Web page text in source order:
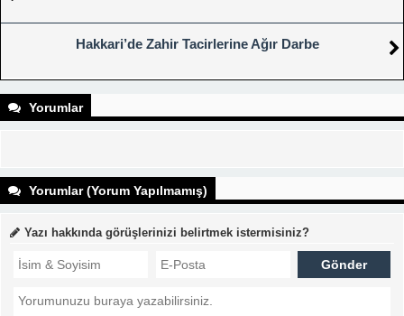
Hakkari’de Zahir Tacirlerine Ağır Darbe
Yorumlar
Yorumlar (Yorum Yapılmamış)
Yazı hakkında görüşlerinizi belirtmek istermisiniz?